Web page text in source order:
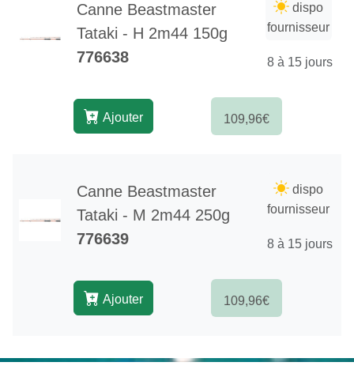
Canne Beastmaster
Tataki - H 2m44 150g
776638
dispo
fournisseur
8 à 15 jours
109,96€
Ajouter
Canne Beastmaster
Tataki - M 2m44 250g
776639
dispo
fournisseur
8 à 15 jours
109,96€
Ajouter